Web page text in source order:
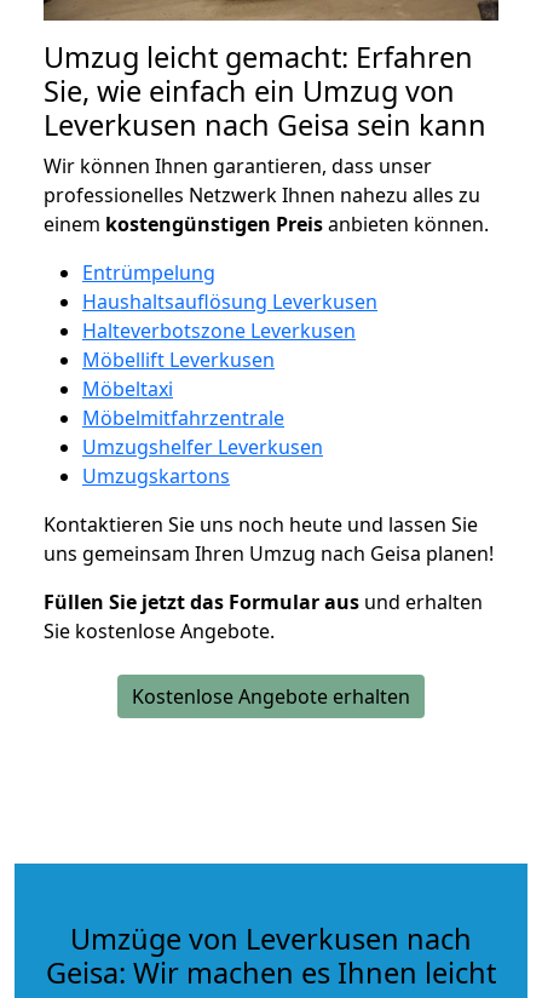
Umzug leicht gemacht: Erfahren
Sie, wie einfach ein Umzug von
Leverkusen nach Geisa sein kann
Wir können Ihnen garantieren, dass unser
professionelles Netzwerk Ihnen nahezu alles zu
einem kostengünstigen Preisanbieten können.
Entrümpelung
Haushaltsauflösung Leverkusen
Halteverbotszone Leverkusen
Möbellift Leverkusen
Möbeltaxi
Möbelmitfahrzentrale
Umzugshelfer Leverkusen
Umzugskartons
Kontaktieren Sie uns noch heute und lassen Sie
uns gemeinsam Ihren Umzug nach Geisa planen!
Füllen Sie jetzt das Formular aus und erhalten
Sie kostenlose Angebote.
Kostenlose Angebote erhalten
Umzüge von Leverkusen nach
Geisa: Wir machen es Ihnen leicht